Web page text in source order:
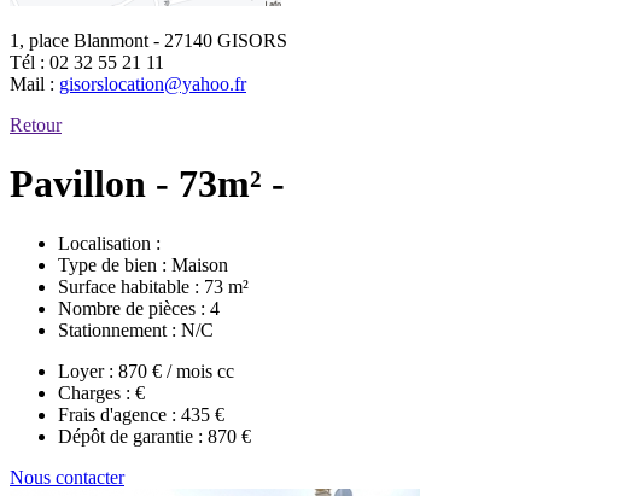
1, place Blanmont - 27140 GISORS
Tél : 02 32 55 21 11
Mail : gisorslocation@yahoo.fr
Retour
Pavillon - 73m² -
Localisation :
Type de bien : Maison
Surface habitable : 73 m²
Nombre de pièces : 4
Stationnement : N/C
Loyer : 870 € / mois cc
Charges : €
Frais d'agence : 435 €
Dépôt de garantie : 870 €
Nous contacter